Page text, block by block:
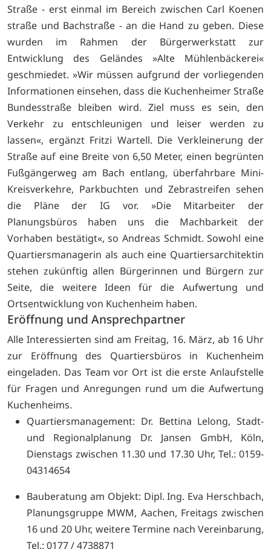
Straße - erst einmal im Bereich zwischen Carl Koenen
straße und Bachstraße - an die Hand zu geben. Diese
wurden im Rahmen der Bürgerwerkstatt zur
Entwicklung des Geländes »Alte Mühlenbäckerei«
geschmiedet. »Wir müssen aufgrund der vorliegenden
Informationen einsehen, dass die Kuchenheimer Straße
Bundesstraße bleiben wird. Ziel muss es sein, den
Verkehr zu entschleunigen und leiser werden zu
lassen«, ergänzt Fritzi Wartell. Die Verkleinerung der
Straße auf eine Breite von 6,50 Meter, einen begrünten
Fußgängerweg am Bach entlang, überfahrbare Mini-
Kreisverkehre, Parkbuchten und Zebrastreifen sehen
die Pläne der IG vor. »Die Mitarbeiter der
Planungsbüros haben uns die Machbarkeit der
Vorhaben bestätigt«, so Andreas Schmidt. Sowohl eine
Quartiersmanagerin als auch eine Quartiersarchitektin
stehen zukünftig allen Bürgerinnen und Bürgern zur
Seite, die weitere Ideen für die Aufwertung und
Ortsentwicklung von Kuchenheim haben.
Eröffnung und Ansprechpartner
Alle Interessierten sind am Freitag, 16. März, ab 16 Uhr
zur Eröffnung des Quartiersbüros in Kuchenheim
eingeladen. Das Team vor Ort ist die erste Anlaufstelle
für Fragen und Anregungen rund um die Aufwertung
Kuchenheims.
Quartiersmanagement: Dr. Bettina Lelong, Stadt-
und Regionalplanung Dr. Jansen GmbH, Köln,
Dienstags zwischen 11.30 und 17.30 Uhr, Tel.: 0159-
04314654
Bauberatung am Objekt: Dipl. Ing. Eva Herschbach,
Planungsgruppe MWM, Aachen, Freitags zwischen
16 und 20 Uhr, weitere Termine nach Vereinbarung,
Tel.: 0177 / 4738871